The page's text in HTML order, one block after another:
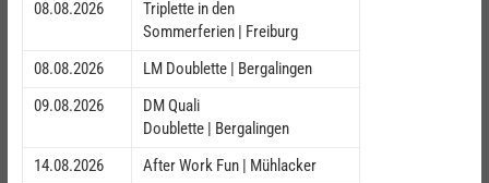
08.08.2026
Triplette in den
Sommerferien | Freiburg
08.08.2026
LM Doublette | Bergalingen
09.08.2026
DM Quali
Doublette | Bergalingen
14.08.2026
After Work Fun | Mühlacker